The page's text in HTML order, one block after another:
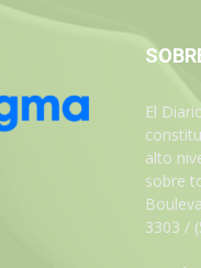
El
alto
sobre
3303 /